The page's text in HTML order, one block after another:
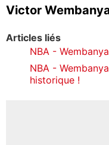
Victor
Articles liés
NBA -
NBA -
historique !